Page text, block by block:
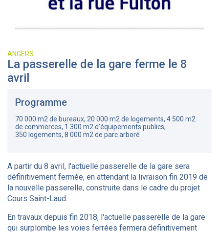
ANGERS
La passerelle de la gare ferme le 8
avril
Programme
70 000 m2 de bureaux, 20 000 m2 de logements, 4 500 m2
de commerces, 1 300 m2 d’équipements publics,
350 logements, 8 000 m2 de parc arboré
A partir du 8 avril, l'actuelle passerelle de la gare sera
définitivement fermée, en attendant la livraison fin 2019 de
la nouvelle passerelle, construite dans le cadre du projet
Cours Saint-Laud.
En travaux depuis fin 2018, l'actuelle passerelle de la gare
qui surplombe les voies ferrées fermera définitivement